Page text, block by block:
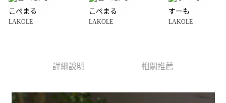
【大哥付你分期使用說明】
1.本服務由台灣大哥大提供，台灣大哥大用戶可立即使用無須另外申請。
3.實際核准額度、可分期數及費用金額請依後續交易確認頁面所載為準。
4.訂單成立30分鐘內，如未前往確認交易或遇審核未通過，訂單將自動取
AFTEE先享後付
３．安心：先確認商品／服務後，再付款。
每筆NT$80，滿NT$888(含以上)免運費
こぺまる
LAKOLE
こぺまる
LAKOLE
すーも
LAKOLE
詳細說明 相關推薦